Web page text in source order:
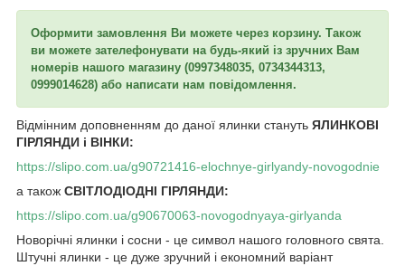
Оформити замовлення Ви можете через корзину. Також
ви можете зателефонувати на будь-який із зручних Вам
номерів нашого магазину (0997348035, 0734344313,
0999014628) або написати нам повідомлення.
Відмінним доповненням до даної ялинки стануть ЯЛИНКОВІ
ГІРЛЯНДИ і ВІНКИ:
https://slipo.com.ua/g90721416-elochnye-girlyandy-novogodnie
а також СВІТЛОДІОДНІ ГІРЛЯНДИ:
https://slipo.com.ua/g90670063-novogodnyaya-girlyanda
Новорічні ялинки і сосни - це символ нашого головного свята.
Штучні ялинки - це дуже зручний і економний варіант